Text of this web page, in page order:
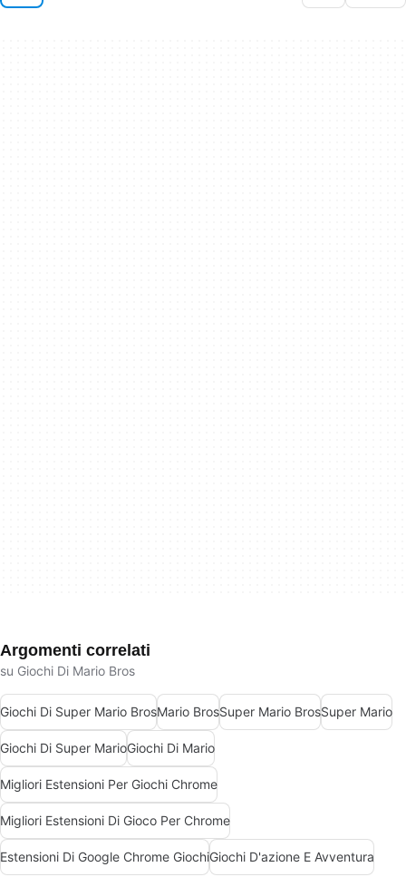
Argomenti correlati
su Giochi Di Mario Bros
Giochi Di Super Mario BrosMario BrosSuper Mario BrosSuper Mario
Giochi Di Super MarioGiochi Di Mario
Migliori Estensioni Per Giochi Chrome
Migliori Estensioni Di Gioco Per Chrome
Estensioni Di Google Chrome GiochiGiochi D'azione E Avventura